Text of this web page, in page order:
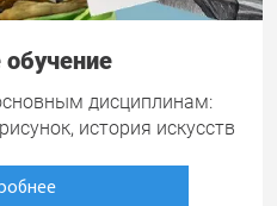
дисциплинам:
история искусств